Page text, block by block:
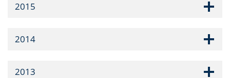
2015
2014
2013